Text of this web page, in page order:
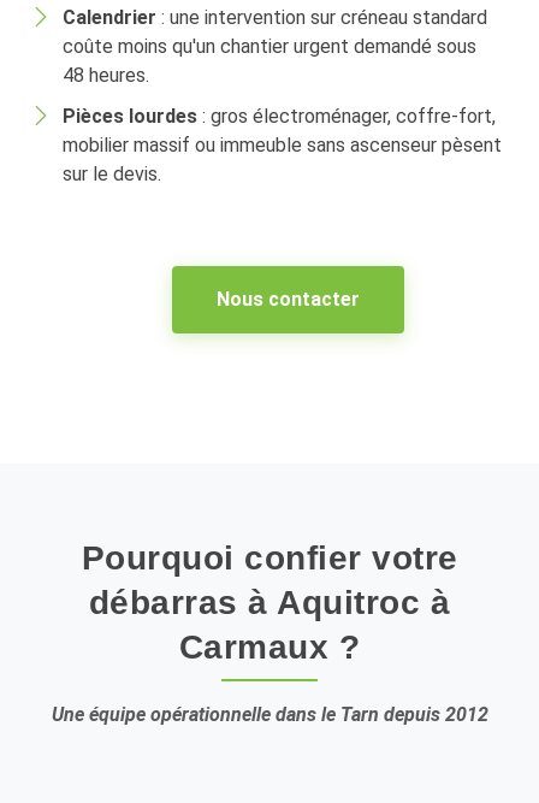
Calendrier : une intervention sur créneau standard
coûte moins qu'un chantier urgent demandé sous
48 heures.
Pièces lourdes : gros électroménager, coffre-fort,
mobilier massif ou immeuble sans ascenseur pèsent
sur le devis.
Nous contacter
Pourquoi confier votre
débarras à Aquitroc à
Carmaux ?
Une équipe opérationnelle dans le Tarn depuis 2012